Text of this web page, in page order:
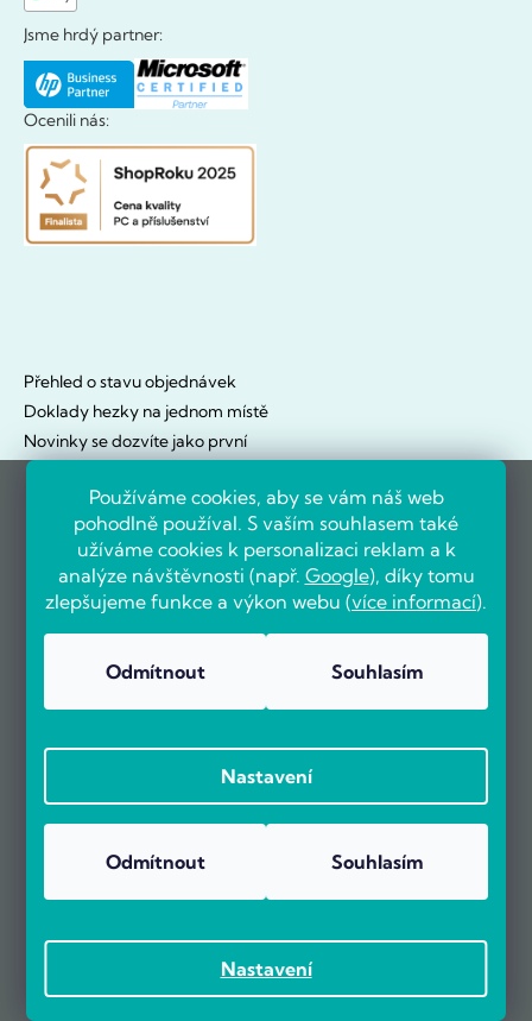
Používáme cookies, aby se vám náš web
pohodlně používal. S vaším souhlasem také
užíváme cookies k personalizaci reklam a k
analýze návštěvnosti (např. Google), díky tomu
zlepšujeme funkce a výkon webu (více informací).
Nastavení
Odmítnout Souhlasím
Nastavení
Odmítnout Souhlasím
Jsme hrdý partner:
Ocenili nás:
Přehled o stavu objednávek
Doklady hezky na jednom místě
Novinky se dozvíte jako první
OVĚŘENO ZÁKAZNÍKY
Už více než 5000 zákazníků nás doporučuje na základě recenzí
Recenze zákazníků z Heureky